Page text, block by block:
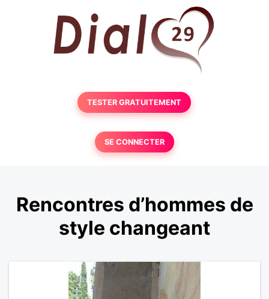
TESTER GRATUITEMENT
SE CONNECTER
Rencontres d’hommes de
style changeant